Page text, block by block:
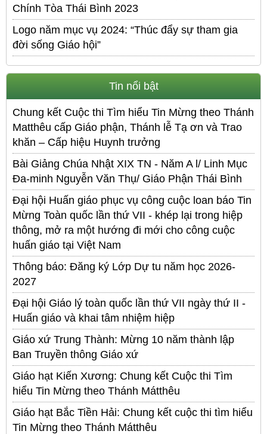
Chính Tòa Thái Bình 2023
Logo năm mục vụ 2024: “Thúc đẩy sự tham gia
đời sống Giáo hội”
Tin nổi bật
Chung kết Cuộc thi Tìm hiểu Tin Mừng theo Thánh
Matthêu cấp Giáo phận, Thánh lễ Tạ ơn và Trao
khăn – Cấp hiệu Huynh trưởng
Bài Giảng Chúa Nhật XIX TN - Năm A l/ Linh Mục
Đa-minh Nguyễn Văn Thụ/ Giáo Phận Thái Bình
Đại hội Huấn giáo phục vụ công cuộc loan báo Tin
Mừng Toàn quốc lần thứ VII - khép lại trong hiệp
thông, mở ra một hướng đi mới cho công cuộc
huấn giáo tại Việt Nam
Thông báo: Đăng ký Lớp Dự tu năm học 2026-
2027
Đại hội Giáo lý toàn quốc lần thứ VII ngày thứ II -
Huấn giáo và khai tâm nhiệm hiệp
Giáo xứ Trung Thành: Mừng 10 năm thành lập
Ban Truyền thông Giáo xứ
Giáo hạt Kiến Xương: Chung kết Cuộc thi Tìm
hiểu Tin Mừng theo Thánh Mátthêu
Giáo hạt Bắc Tiền Hải: Chung kết cuộc thi tìm hiểu
Tin Mừng theo Thánh Mátthêu